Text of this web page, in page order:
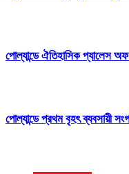
পোল্যান্ডে ঐতিহাসিক প্যালেস
পোল্যান্ডে প্রথম বৃহৎ ব্যবসায়ী